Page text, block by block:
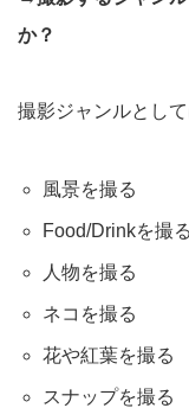
か？
撮影ジャンルとして
風景を撮る
Food/Drinkを撮る
人物を撮る
ネコを撮る
花や紅葉を撮る
スナップを撮る